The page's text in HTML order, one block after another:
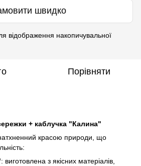
швидко
відображення накопичувальної
Порівняти
+ каблучка "Калина"
красою природи, що
: виготовлена з якісних матеріалів,